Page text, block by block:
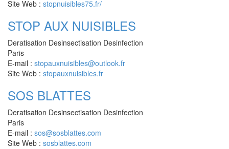
Site Web : stopnuisibles75.fr/
STOP AUX NUISIBLES
Deratisation Desinsectisation Desinfection
Paris
E-mail : stopauxnuisibles@outlook.fr
Site Web : stopauxnuisibles.fr
SOS BLATTES
Deratisation Desinsectisation Desinfection
Paris
E-mail : sos@sosblattes.com
Site Web : sosblattes.com